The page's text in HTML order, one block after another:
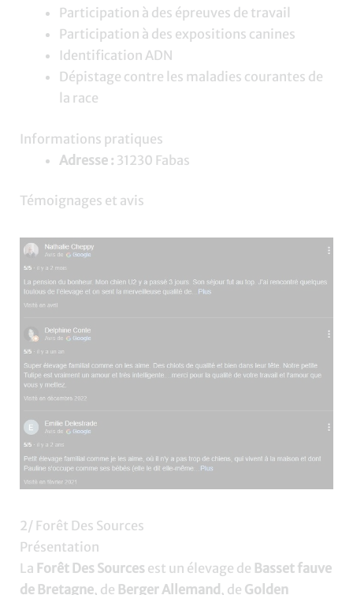
Participation à des épreuves de travail
Participation à des expositions canines
Identification ADN
Dépistage contre les maladies courantes de
la race
Informations pratiques
Adresse : 31230 Fabas
Témoignages et avis
2/ Forêt Des Sources
Présentation
La Forêt Des Sources est un élevage de Basset fauve
de Bretagne, de Berger Allemand , de Golden